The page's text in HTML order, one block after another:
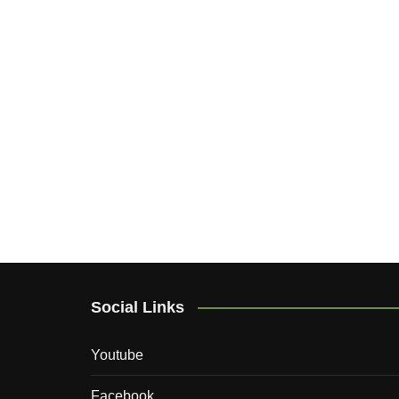
Social Links
Youtube
Facebook